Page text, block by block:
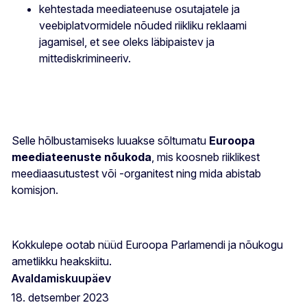
kehtestada meediateenuse osutajatele ja
veebiplatvormidele nõuded riikliku reklaami
jagamisel, et see oleks läbipaistev ja
mittediskrimineeriv.
Selle hõlbustamiseks luuakse sõltumatu Euroopa
meediateenuste nõukoda , mis koosneb riiklikest
meediaasutustest või -organitest ning mida abistab
komisjon.
Kokkulepe ootab nüüd Euroopa Parlamendi ja nõukogu
ametlikku heakskiitu.
Avaldamiskuupäev
18. detsember 2023